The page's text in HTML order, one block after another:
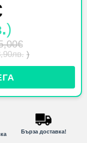
)
€
лв. )
Бърза доставка!